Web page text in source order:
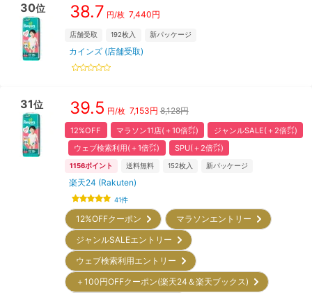
30位 38.7 円/枚 7,440円
店舗受取 192枚入 新パッケージ
カインズ (店舗受取)
31位 39.5 円/枚 7,153円 8,128円
12%OFF マラソン11店(＋10倍㌽)
ジャンルSALE(＋2倍㌽)
ウェブ検索利用(＋1倍㌽)
SPU(＋2倍㌽)
1156ポイント 送料無料 152枚入 新パッケージ
楽天24 (Rakuten)
41件
12%OFFクーポン
マラソンエントリー
ジャンルSALEエントリー
ウェブ検索利用エントリー
＋100円OFFクーポン(楽天24＆楽天ブックス)